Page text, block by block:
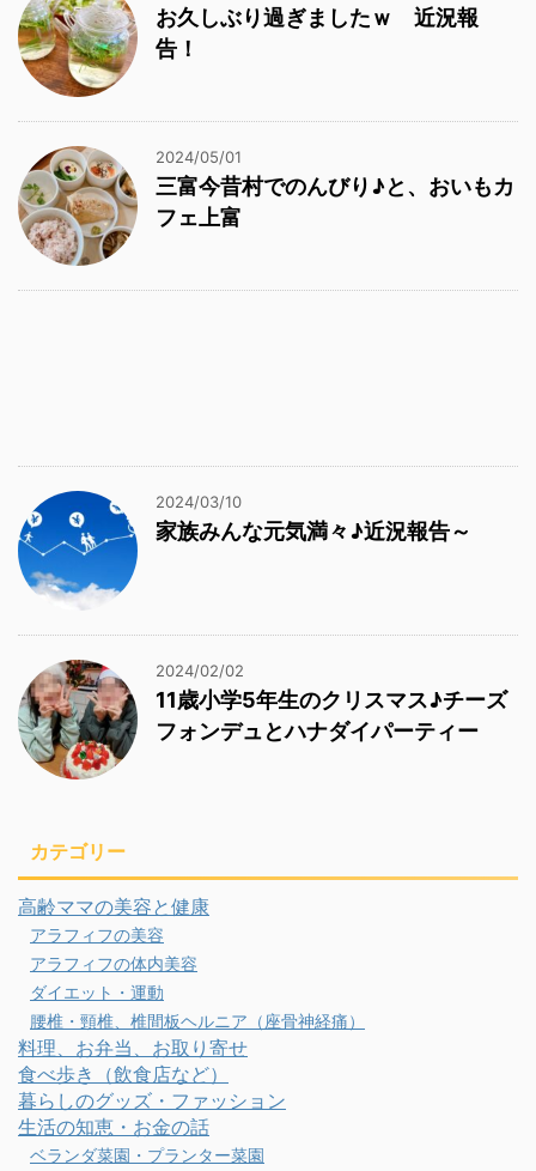
お久しぶり過ぎましたｗ 近況報
告！
2024/05/01
三富今昔村でのんびり♪と、おいもカ
フェ上富
2024/03/10
家族みんな元気満々♪近況報告～
2024/02/02
11歳小学5年生のクリスマス♪チーズ
フォンデュとハナダイパーティー
カテゴリー
高齢ママの美容と健康
アラフィフの美容
アラフィフの体内美容
ダイエット・運動
腰椎・頸椎、椎間板ヘルニア（座骨神経痛）
料理、お弁当、お取り寄せ
食べ歩き（飲食店など）
暮らしのグッズ・ファッション
生活の知恵・お金の話
ベランダ菜園・プランター菜園